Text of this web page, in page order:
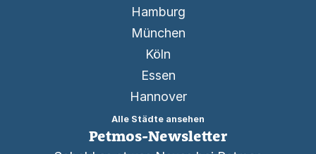
Hamburg
München
Köln
Essen
Hannover
Alle Städte ansehen
Petmos-Newsletter